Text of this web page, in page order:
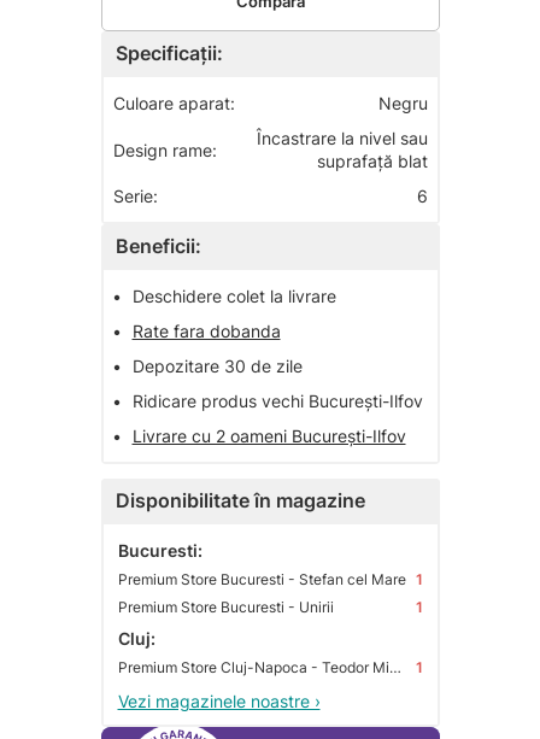
Specificații:
Culoare aparat: Negru
Design rame:
Încastrare la nivel sau
suprafață blat
Serie:
6
Beneficii:
•
Deschidere colet la livrare
•
Rate fara dobanda
•
Depozitare 30 de zile
•
Ridicare produs vechi București-Ilfov
•
Livrare cu 2 oameni București-Ilfov
Disponibilitate în magazine
Bucuresti:
Premium Store Bucuresti - Stefan cel Mare 1
Premium Store Bucuresti - Unirii
1
Cluj:
Premium Store Cluj-Napoca - Teodor Mihali 1
Vezi magazinele noastre ›